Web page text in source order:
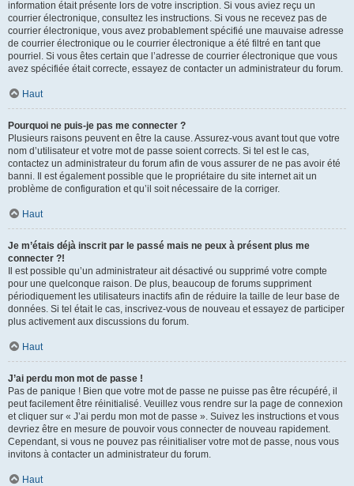
information était présente lors de votre inscription. Si vous aviez reçu un
courrier électronique, consultez les instructions. Si vous ne recevez pas de
courrier électronique, vous avez probablement spécifié une mauvaise adresse
de courrier électronique ou le courrier électronique a été filtré en tant que
pourriel. Si vous êtes certain que l’adresse de courrier électronique que vous
avez spécifiée était correcte, essayez de contacter un administrateur du forum.
Haut
Pourquoi ne puis-je pas me connecter ?
Plusieurs raisons peuvent en être la cause. Assurez-vous avant tout que votre
nom d’utilisateur et votre mot de passe soient corrects. Si tel est le cas,
contactez un administrateur du forum afin de vous assurer de ne pas avoir été
banni. Il est également possible que le propriétaire du site internet ait un
problème de configuration et qu’il soit nécessaire de la corriger.
Haut
Je m’étais déjà inscrit par le passé mais ne peux à présent plus me
connecter ?!
Il est possible qu’un administrateur ait désactivé ou supprimé votre compte
pour une quelconque raison. De plus, beaucoup de forums suppriment
périodiquement les utilisateurs inactifs afin de réduire la taille de leur base de
données. Si tel était le cas, inscrivez-vous de nouveau et essayez de participer
plus activement aux discussions du forum.
Haut
J’ai perdu mon mot de passe !
Pas de panique ! Bien que votre mot de passe ne puisse pas être récupéré, il
peut facilement être réinitialisé. Veuillez vous rendre sur la page de connexion
et cliquer sur « J’ai perdu mon mot de passe ». Suivez les instructions et vous
devriez être en mesure de pouvoir vous connecter de nouveau rapidement.
Cependant, si vous ne pouvez pas réinitialiser votre mot de passe, nous vous
invitons à contacter un administrateur du forum.
Haut